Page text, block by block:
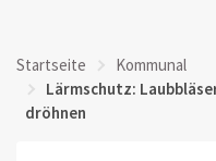
Startseite
Kommunal
Lärmschutz:
dröhnen